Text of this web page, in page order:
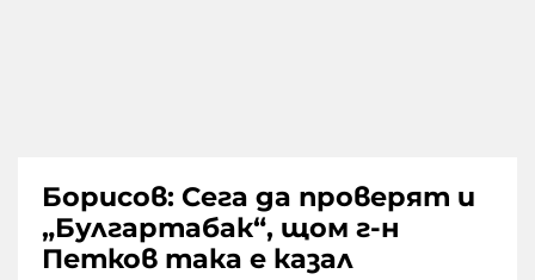
Борисов: Сега да проверят и
„Булгартабак“, щом г-н
Петков така е казал